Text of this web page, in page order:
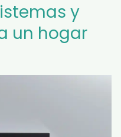
y
un hogar